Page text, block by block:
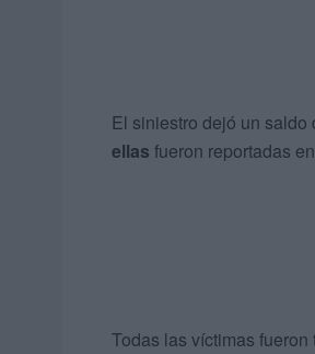
El siniestro dejó un saldo
ellas fueron reportadas en
Todas las víctimas